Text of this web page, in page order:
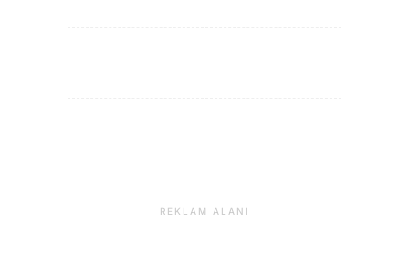
REKLAM ALANI